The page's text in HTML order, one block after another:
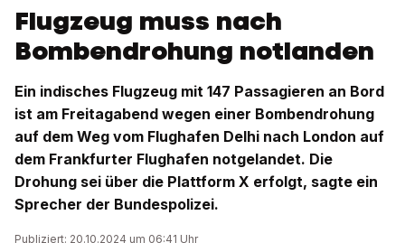
Flugzeug muss nach
Bombendrohung notlanden
Ein indisches Flugzeug mit 147 Passagieren an Bord
ist am Freitagabend wegen einer Bombendrohung
auf dem Weg vom Flughafen Delhi nach London auf
dem Frankfurter Flughafen notgelandet. Die
Drohung sei über die Plattform X erfolgt, sagte ein
Sprecher der Bundespolizei.
Publiziert: 20.10.2024 um 06:41 Uhr